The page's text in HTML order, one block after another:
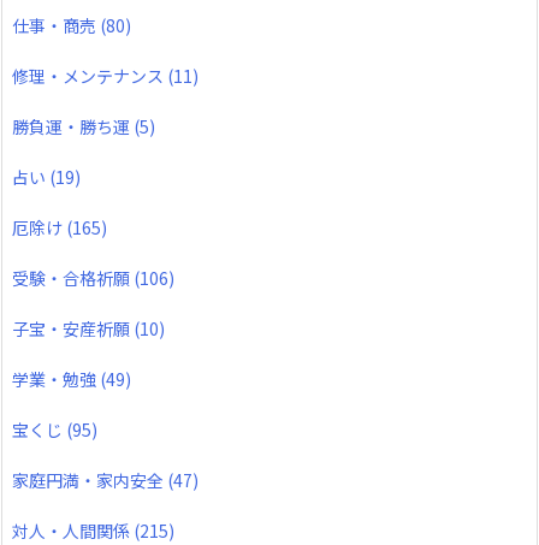
仕事・商売 (80)
修理・メンテナンス (11)
勝負運・勝ち運 (5)
占い (19)
厄除け (165)
受験・合格祈願 (106)
子宝・安産祈願 (10)
学業・勉強 (49)
宝くじ (95)
家庭円満・家内安全 (47)
対人・人間関係 (215)